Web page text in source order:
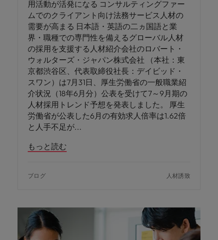
用活動が活発になる コンサルティングファー
ムでのクライアント向け法務サービス人材の
需要が高まる 日本語・英語の二ヵ国語と業
界・職種での専門性を備えるグローバル人材
の採用を支援する人材紹介会社のロバート・
ウォルターズ・ジャパン株式会社 （本社：東
京都渋谷区、代表取締役社長：デイビッド・
スワン）は7月31日、厚生労働省の一般職業紹
介状況（18年6月分）公表を受けて7～9月期の
人材採用トレンド予想を発表しました。 厚生
労働省が公表した6月の有効求人倍率は1.62倍
と人手不足が
もっと読む
ブログ 人材誘致